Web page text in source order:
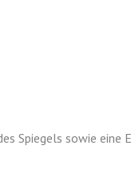
Spiegels sowie eine